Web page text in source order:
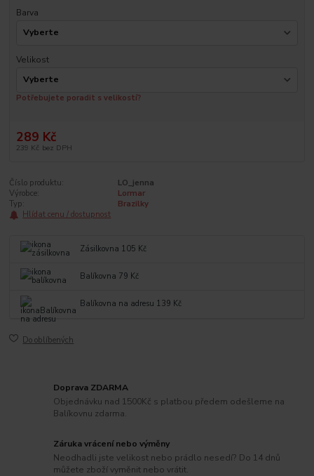
Barva
Velikost
Potřebujete poradit s velikostí?
289 Kč
239 Kč bez DPH
Číslo produktu:
LO_jenna
Výrobce:
Lormar
Typ:
Brazilky
Hlídat cenu / dostupnost
Zásilkovna 105 Kč
Balíkovna 79 Kč
Balíkovna na adresu 139 Kč
Do oblíbených
Doprava ZDARMA
Objednávku nad 1500Kč s platbou předem odešleme na
Balíkovnu zdarma.
Záruka vrácení nebo výměny
Neodhadli jste velikost nebo prádlo nesedí? Do 14 dnů
můžete zboží vyměnit nebo vrátit.